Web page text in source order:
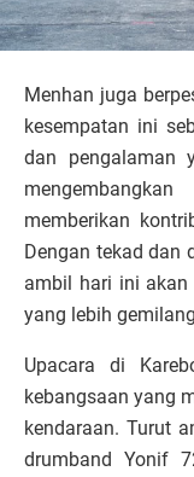
Menhan juga
kesempatan ini
dan pengalaman
memberikan
Dengan tekad dan
ambil hari ini akan
yang lebih
Upacara di
kebangsaan yang
kendaraan. Turut
drumband Yonif